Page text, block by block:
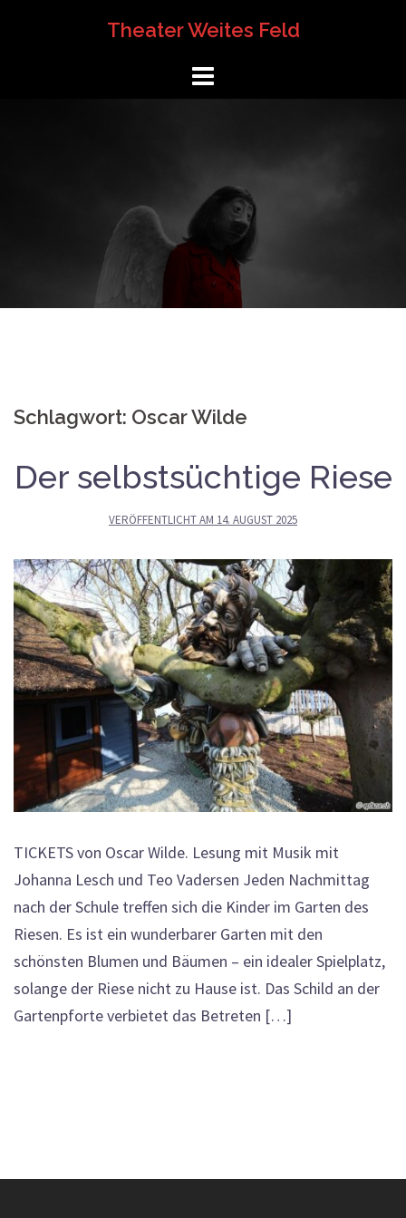
Theater Weites Feld
Schlagwort: Oscar Wilde
Der selbstsüchtige Riese
VERÖFFENTLICHT AM 14. AUGUST 2025
TICKETS von Oscar Wilde. Lesung mit Musik mit
Johanna Lesch und Teo Vadersen Jeden Nachmittag
nach der Schule treffen sich die Kinder im Garten des
Riesen. Es ist ein wunderbarer Garten mit den
schönsten Blumen und Bäumen – ein idealer Spielplatz,
solange der Riese nicht zu Hause ist. Das Schild an der
Gartenpforte verbietet das Betreten […]